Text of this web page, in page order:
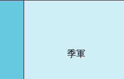
季軍